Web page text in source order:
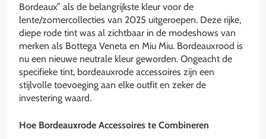
Bordeaux” als de belangrijkste kleur voor de
lente/zomercollecties van 2025 uitgeroepen. Deze rijke,
diepe rode tint was al zichtbaar in de modeshows van
merken als Bottega Veneta en Miu Miu. Bordeauxrood is
nu een nieuwe neutrale kleur geworden. Ongeacht de
specifieke tint, bordeauxrode accessoires zijn een
stijlvolle toevoeging aan elke outfit en zeker de
investering waard.
Hoe Bordeauxrode Accessoires te Combineren